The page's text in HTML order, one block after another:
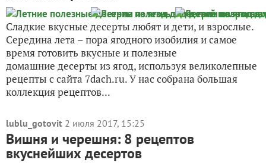
Сладкие вкусные десерты любят и дети, и взрослые.
Середина лета – пора ягодного изобилия и самое
время готовить вкусные и полезные
домашние десерты из ягод, используя великолепные
рецепты с сайта 7dach.ru. У нас собрана большая
коллекция рецептов...
lublu_gotovit 2 июля 2017, 15:25
Вишня и черешня: 8 рецептов
вкуснейших десертов